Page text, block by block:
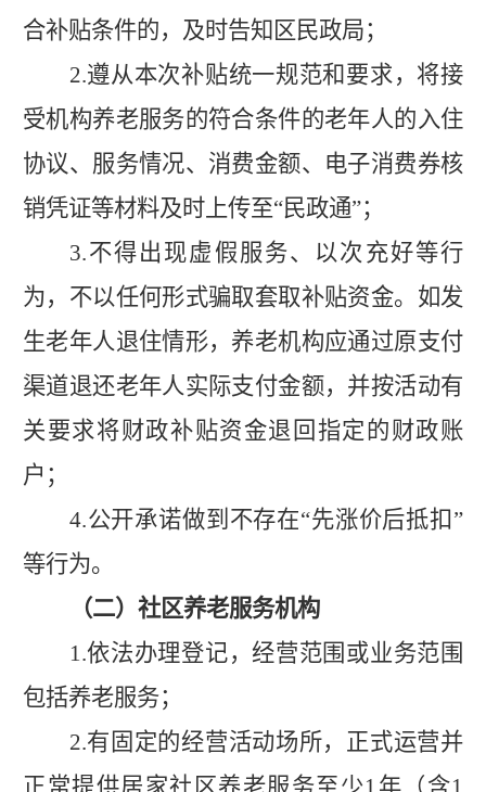
合补贴条件的，及时告知区民政局；
2.遵从本次补贴统一规范和要求，将接
受机构养老服务的符合条件的老年人的入住
协议、服务情况、消费金额、电子消费券核
销凭证等材料及时上传至“民政通”；
3.不得出现虚假服务、以次充好等行
为，不以任何形式骗取套取补贴资金。如发
生老年人退住情形，养老机构应通过原支付
渠道退还老年人实际支付金额，并按活动有
关要求将财政补贴资金退回指定的财政账
户；
4.公开承诺做到不存在“先涨价后抵扣 ”
等行为。
（二）社区养老服务机构
1.依法办理登记，经营范围或业务范围
包括养老服务；
2.有固定的经营活动场所，正式运营并
正常提供居家社区养老服务至少1 年（含1